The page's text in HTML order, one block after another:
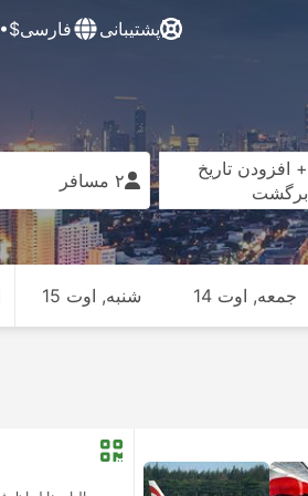
پشتیبانی فارسی$•USD
+ افزودن تاریخ
برگشت
۲ مسافر
جمعه, اوت 14 شنبه, اوت 15